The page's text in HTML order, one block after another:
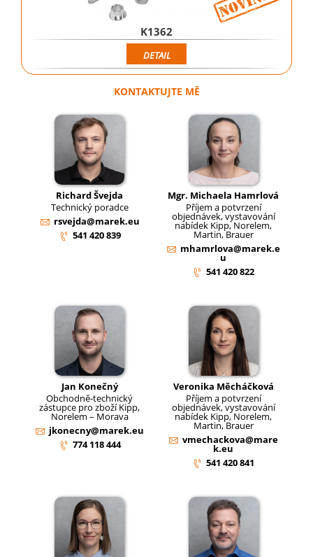
K1362
DETAIL
KONTAKTUJTE MĚ
Richard Švejda
Technický poradce
rsvejda@marek.eu
541 420 839
Mgr. Michaela Hamrlová
Příjem a potvrzení
objednávek, vystavování
nabídek Kipp, Norelem,
Martin, Brauer
mhamrlova@marek.e
u
541 420 822
Jan Konečný
Obchodně-technický
zástupce pro zboží Kipp,
Norelem – Morava
jkonecny@marek.eu
774 118 444
Veronika Měcháčková
Příjem a potvrzení
objednávek, vystavování
nabídek Kipp, Norelem,
Martin, Brauer
vmechackova@mare
k.eu
541 420 841